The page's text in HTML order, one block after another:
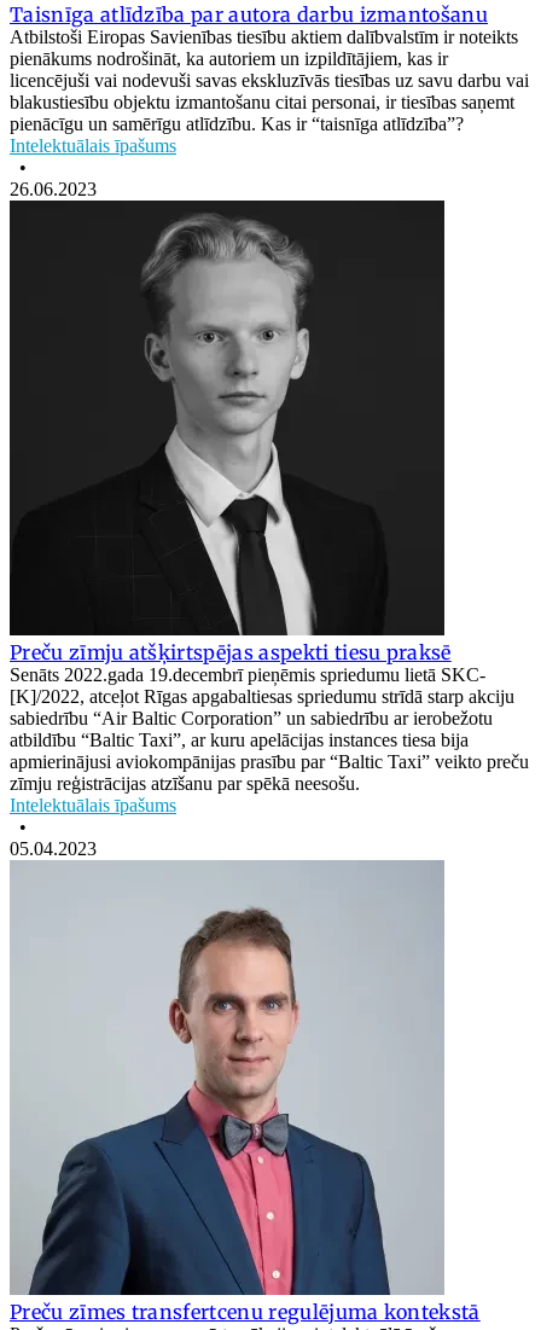
Taisnīga atlīdzība par autora darbu izmantošanu
Atbilstoši Eiropas Savienības tiesību aktiem dalībvalstīm ir noteikts
pienākums nodrošināt, ka autoriem un izpildītājiem, kas ir
licencējuši vai nodevuši savas ekskluzīvās tiesības uz savu darbu vai
blakustiesību objektu izmantošanu citai personai, ir tiesības saņemt
pienācīgu un samērīgu atlīdzību. Kas ir “taisnīga atlīdzība”?
Intelektuālais īpašums
•
26.06.2023
Preču zīmju atšķirtspējas aspekti tiesu praksē
Senāts 2022.gada 19.decembrī pieņēmis spriedumu lietā SKC-
[K]/2022, atceļot Rīgas apgabaltiesas spriedumu strīdā starp akciju
sabiedrību “Air Baltic Corporation” un sabiedrību ar ierobežotu
atbildību “Baltic Taxi”, ar kuru apelācijas instances tiesa bija
apmierinājusi aviokompānijas prasību par “Baltic Taxi” veikto preču
zīmju reģistrācijas atzīšanu par spēkā neesošu.
Intelektuālais īpašums
•
05.04.2023
Preču zīmes transfertcenu regulējuma kontekstā